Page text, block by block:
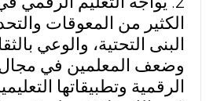
الكثير من المعوقات
البنى التحتية، والوعي
وضعف المعلمين في مجال
الرقمية وتطبيقاتها